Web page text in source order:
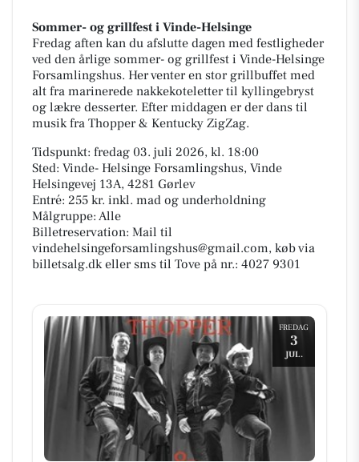
Sommer- og grillfest i Vinde-Helsinge
Fredag aften kan du afslutte dagen med festligheder
ved den årlige sommer- og grillfest i Vinde-Helsinge
Forsamlingshus. Her venter en stor grillbuffet med
alt fra marinerede nakkekoteletter til kyllingebryst
og lækre desserter. Efter middagen er der dans til
musik fra Thopper & Kentucky ZigZag.
Tidspunkt: fredag 03. juli 2026, kl. 18:00
Sted: Vinde- Helsinge Forsamlingshus, Vinde
Helsingevej 13A, 4281 Gørlev
Entré: 255 kr. inkl. mad og underholdning
Målgruppe: Alle
Billetreservation: Mail til
vindehelsingeforsamlingshus@gmail.com, køb via
billetsalg.dk eller sms til Tove på nr.: 4027 9301
FREDAG
3
JUL.